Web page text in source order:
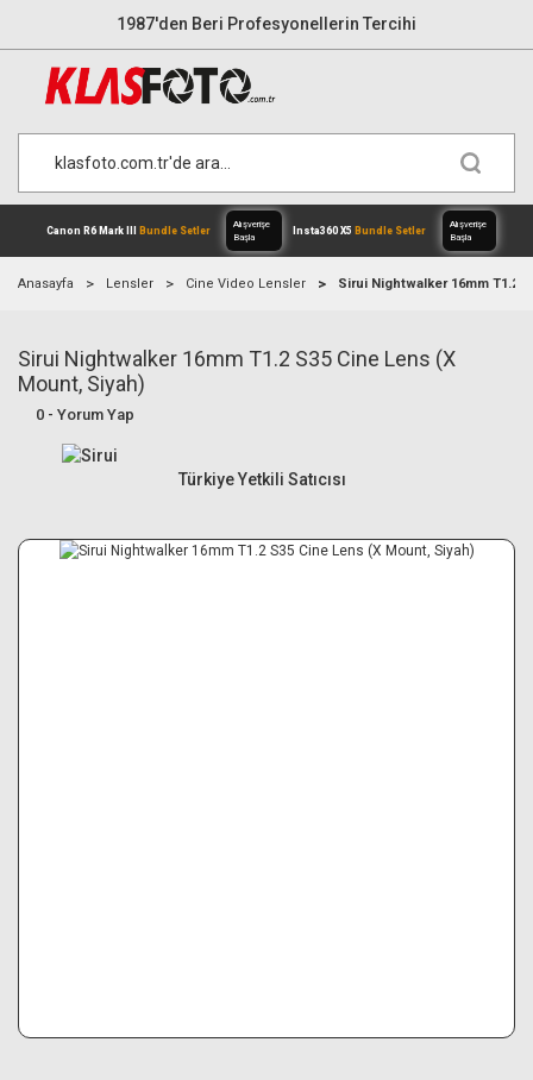
1987'den Beri Profesyonellerin Tercihi
Canon R6 Mark III
Alışverişe
Anasayfa Lensler Cine Video Lensler Sirui Nightwalker 16mm T1.2
Sirui Nightwalker 16mm T1.2 S35 Cine Lens (X
Mount, Siyah)
0 - Yorum Yap
Türkiye Yetkili Satıcısı